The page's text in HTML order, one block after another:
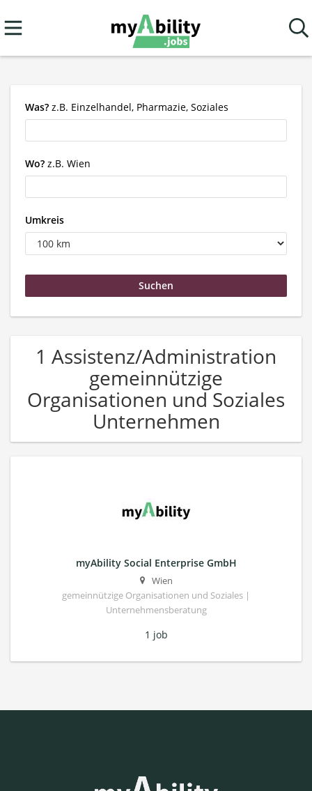
Was? z.B. Einzelhandel, Pharmazie, Soziales
Wo? z.B. Wien
Umkreis
1 Assistenz/Administration
gemeinnützige
Organisationen und Soziales
Unternehmen
myAbility Social Enterprise GmbH
Wien
gemeinnützige Organisationen und Soziales |
Unternehmensberatung
1 job